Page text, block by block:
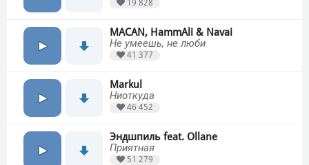
19 828
MACAN, HammAli & Navai
Не умеешь, не люби
41 377
Markul
Ниоткуда
46 452
Эндшпиль feat. Ollane
Приятная
51 279